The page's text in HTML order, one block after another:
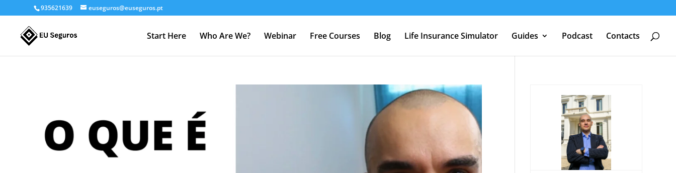
935621639 euseguros@euseguros.pt
Start Here Who Are We? Webinar Free Courses Blog Life Insurance Simulator Guides Podcast Contacts